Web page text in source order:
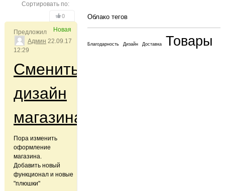
Облако тегов
Благодарность Дизайн Доставка Товары
Сортировать по:
0
Новая
Предложил
Админ 22.09.17
12:29
Сменить
дизайн
магазина
Пора изменить
оформление
магазина.
Добавить новый
функционал и новые
"плюшки"